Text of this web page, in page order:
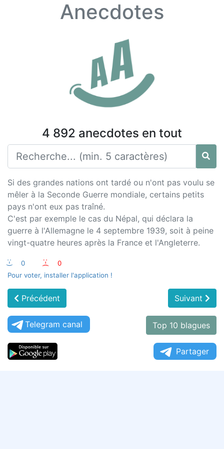
Anecdotes
4 892 anecdotes en tout
Si des grandes nations ont tardé ou n'ont pas voulu se
mêler à la Seconde Guerre mondiale, certains petits
pays n'ont eux pas traîné.
C'est par exemple le cas du Népal, qui déclara la
guerre à l'Allemagne le 4 septembre 1939, soit à peine
vingt-quatre heures après la France et l'Angleterre.
:-) 0 :-(
0
Pour voter, installer l'application !
Précédent Suivant
Telegram canal Top 10 blagues
Partager